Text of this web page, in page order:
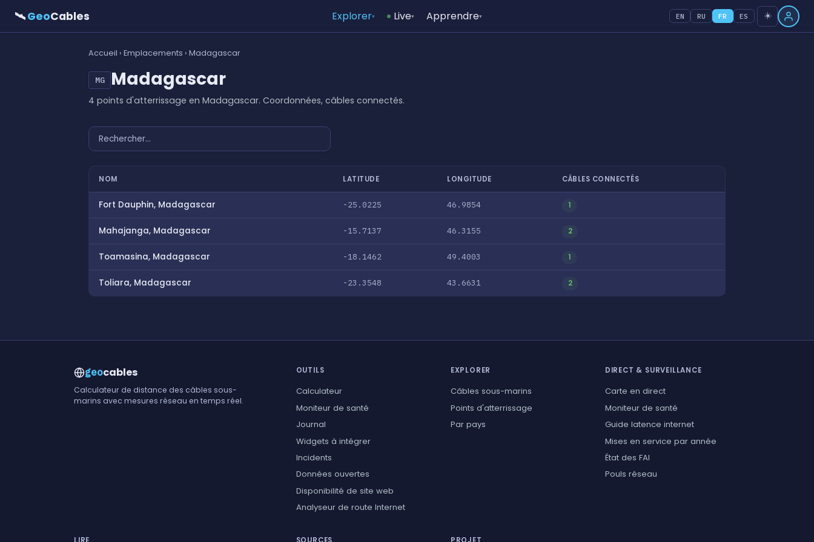
🛰GeoCables Explorer▾ Live▾ Apprendre▾ EN RU FR ES ☀️
Accueil › Emplacements › Madagascar
MG Madagascar
4 points d'atterrissage en Madagascar. Coordonnées, câbles connectés.
NOM LATITUDE LONGITUDE CÂBLES CONNECTÉS
Fort Dauphin, Madagascar -25.0225 46.9854 1
Mahajanga, Madagascar -15.7137 46.3155 2
Toamasina, Madagascar -18.1462 49.4003 1
Toliara, Madagascar -23.3548 43.6631 2
geocables
Calculateur de distance des câbles sous-
marins avec mesures réseau en temps réel.
OUTILS
Calculateur
Moniteur de santé
Journal
Widgets à intégrer
Incidents
Données ouvertes
Disponibilité de site web
Analyseur de route Internet
EXPLORER
Câbles sous-marins
Points d'atterrissage
Par pays
DIRECT & SURVEILLANCE
Carte en direct
Moniteur de santé
Guide latence internet
Mises en service par année
État des FAI
Pouls réseau